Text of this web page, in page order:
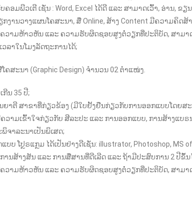
ອມພີວເຕີ ເຊັ່ນ : Word, Excel ໄດ້ດີ ແລະ ສາມາດເວົ້າ, ອ່ານ, ຂ
ານວາງແຜນໂຄສະນາ, ສື່ Online, ສ້າງ Content ມີຄວາມຄິດສ້
ວາມຫ້າວຫັນ ແລະ ຄວາມຮັບຜິດຊອບສູງຕໍ່ວຽກທີ່ປະຕິບັດ, ສາມາ
ລາໃນໂມງລັດຖະການໄດ້;
ສະນາ (Graphic Design) ຈຳນວນ 02 ຕຳແໜ່ງ.
ກີນ 35 ປີ;
ຍາຕີ ສາຂາທີ່ກ່ຽວຂ້ອງ (ມີໃບຢັ້ງຢືນກ່ຽວກັບການອອກແບບໂດຍສະ
າມເຂົ້າໃຈກ່ຽວກັບ ສີລະປະ ແລະ ການອອກແບບ, ການສ້າງແບ
ຈາລະນາເປັນພິເສດ;
ບ ໂປຼຣແກຼມ ໄດ້ເປັນຢ່າງດີເຊັ່ນ: illustrator, Photoshop, MS
ນສ້າງສັນ ແລະ ການສື່ສານທີ່ດີເລີດ ແລະ ຖ້າມີປະສົບການ 2 ປີຂຶ້ນ
ວາມຫ້າວຫັນ ແລະ ຄວາມຮັບຜິດຊອບສູງຕໍ່ວຽກທີ່ປະຕິບັດ, ສາມາດ